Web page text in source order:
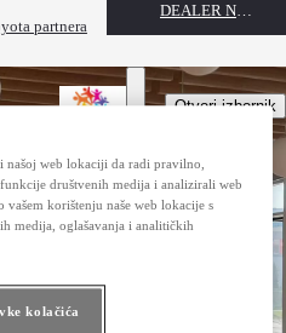
partnera
DEALER NAME
Otvori izbornik
web lokaciji da radi pravilno,
društvenih medija i analizirali web
korištenju naše web lokacije s
medija, oglašavanja i analitičkih
kolačića